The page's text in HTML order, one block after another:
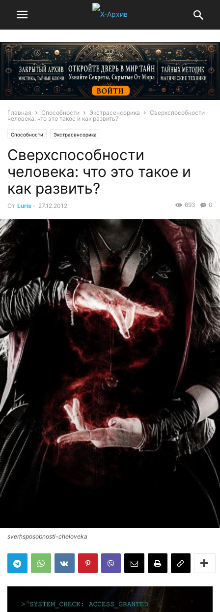
Главная Способности Экстрасенсорика
Сверхспособности
человека: что это такое и как развить?
Способности Экстрасенсорика
Сверхспособности
человека: что это такое и
как развить?
От Luris - 27.12.2012 0
693
sverhsposobnosti-cheloveka